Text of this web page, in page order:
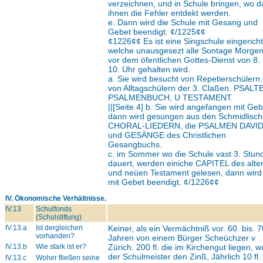
verzeichnen, und in Schule bringen, wo
ihnen die Fehler entdekt werden.
e. Dann wird die Schule mit Gesang und
Gebet beendigt. ¢/1225¢¢
¢1226¢¢ Es ist eine Singschule
welche unausgesezt alle Sontage
vor dem öfentlichen Gottes-Dienst von 8.
10. Uhr gehalten wird.
a. Sie wird besucht von
von Alltagschülern der 3. Claßen.
PSALMENBUCH, U TESTAMENT.
||[Seite 4] b. Sie wird angefangen mit
dann wird gesungen aus den
CHORAL-LIEDERN, die PSALMEN
und GESÄNGE des Christlichen
Gesangbuchs.
c. im Sommer wo die Schule vast 3.
dauert, werden einiche CAPITEL des
und neüen Testament gelesen, dann
mit Gebet beendigt. ¢/1226¢¢
IV. Ökonomische Verhältnisse.
IV.13
Schulfonds
(Schulstiftung)
IV.13.a
Ist dergleichen
vorhanden?
Keiner, als ein Vermächtniß vor. 60. bis.
Jahren von einem Bürger Scheüchzer v
Zürich. 200 fl. die im Kirchengut liegen,
der Schulmeister den Zinß, Jährlich 10 fl.
IV.13.b
Wie stark ist er?
IV.13.c
Woher fließen seine